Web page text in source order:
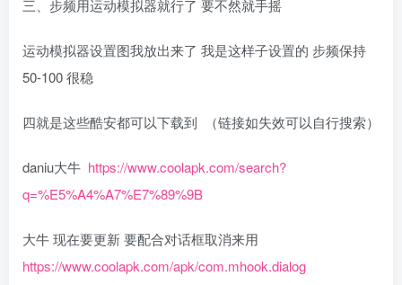
三、步频用运动模拟器就行了 要不然就手摇
运动模拟器设置图我放出来了 我是这样子设置的 步频保持
50-100 很稳
四就是这些酷安都可以下载到 （链接如失效可以自行搜索）
daniu大牛 https://www.coolapk.com/search?
q=%E5%A4%A7%E7%89%9B
大牛 现在要更新 要配合对话框取消来用
https://www.coolapk.com/apk/com.mhook.dialog